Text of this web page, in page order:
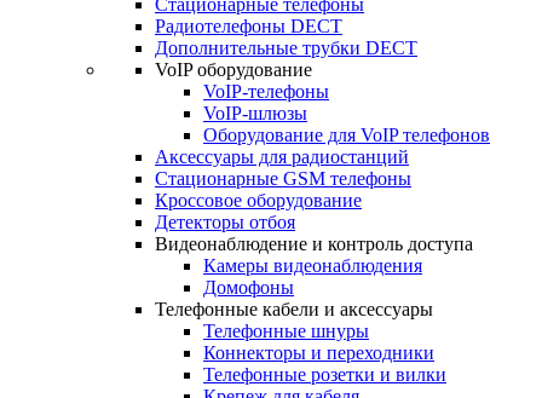
Стационарные телефоны
Радиотелефоны DECT
Дополнительные трубки DECT
VoIP оборудование
VoIP-телефоны
VoIP-шлюзы
Оборудование для VoIP телефонов
Аксессуары для радиостанций
Стационарные GSM телефоны
Кроссовое оборудование
Детекторы отбоя
Видеонаблюдение и контроль доступа
Камеры видеонаблюдения
Домофоны
Телефонные кабели и аксессуары
Телефонные шнуры
Коннекторы и переходники
Телефонные розетки и вилки